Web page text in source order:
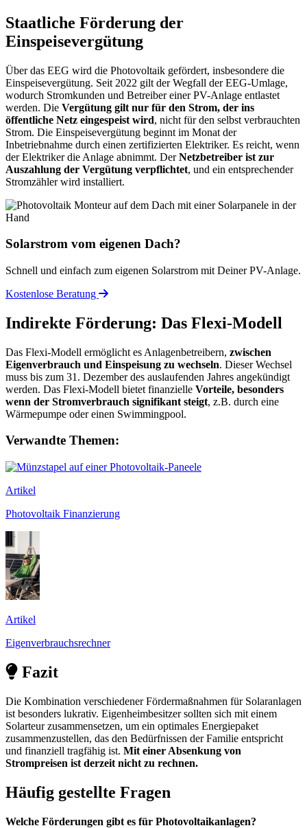
Staatliche Förderung der
Einspeisevergütung
Über das EEG wird die Photovoltaik gefördert, insbesondere die
Einspeisevergütung. Seit 2022 gilt der Wegfall der EEG-Umlage,
wodurch Stromkunden und Betreiber einer PV-Anlage entlastet
werden. Die Vergütung gilt nur für den Strom, der ins
öffentliche Netz eingespeist wird, nicht für den selbst verbrauchten
Strom. Die Einspeisevergütung beginnt im Monat der
Inbetriebnahme durch einen zertifizierten Elektriker. Es reicht, wenn
der Elektriker die Anlage abnimmt. DerNetzbetreiber ist zur
Auszahlung der Vergütung verpflichtet, und ein entsprechender
Stromzähler wird installiert.
Solarstrom vom eigenen Dach?
Schnell und einfach zum eigenen Solarstrom mit Deiner PV-Anlage.
Kostenlose Beratung
Indirekte Förderung: Das Flexi-Modell
Das Flexi-Modell ermöglicht es Anlagenbetreibern, zwischen
Eigenverbrauch und Einspeisung zu wechseln. Dieser Wechsel
muss bis zum 31. Dezember des auslaufenden Jahres angekündigt
werden. Das Flexi-Modell bietet finanzielle Vorteile, besonders
wenn der Stromverbrauch signifikant steigt, z.B. durch eine
Wärmepumpe oder einen Swimmingpool.
Verwandte Themen:
Artikel
Photovoltaik Finanzierung
Artikel
Eigenverbrauchsrechner
Fazit
Die Kombination verschiedener Fördermaßnahmen für Solaranlagen
ist besonders lukrativ. Eigenheimbesitzer sollten sich mit einem
Solarteur zusammensetzen, um ein optimales Energiepaket
zusammenzustellen, das den Bedürfnissen der Familie entspricht
und finanziell tragfähig ist. Mit einer Absenkung von
Strompreisen ist derzeit nicht zu rechnen.
Häufig gestellte Fragen
Welche Förderungen gibt es für Photovoltaikanlagen?